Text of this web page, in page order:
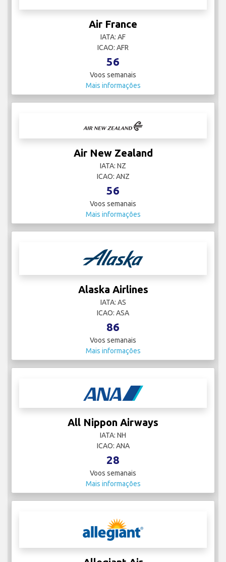
Air France
IATA: AF
ICAO: AFR
56
Voos semanais
Mais informações
Air New Zealand
IATA: NZ
ICAO: ANZ
56
Voos semanais
Mais informações
Alaska Airlines
IATA: AS
ICAO: ASA
86
Voos semanais
Mais informações
All Nippon Airways
IATA: NH
ICAO: ANA
28
Voos semanais
Mais informações